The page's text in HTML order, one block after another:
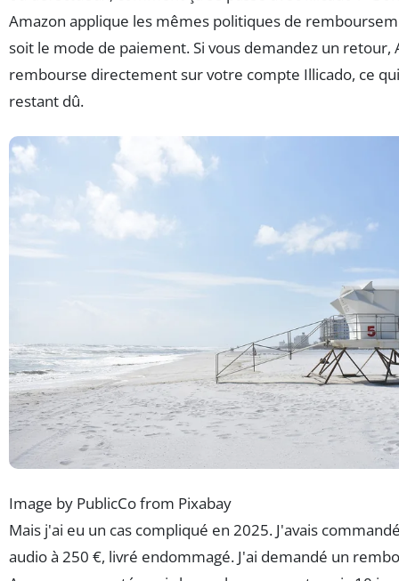
Amazon applique les mêmes politiques de
soit le mode de paiement. Si vous demandez un retour,
rembourse directement sur votre compte Illicado, ce
restant dû.
Image by PublicCo from Pixabay
Mais j'ai eu un cas compliqué en 2025. J'avais
audio à 250 €, livré endommagé. J'ai demandé un